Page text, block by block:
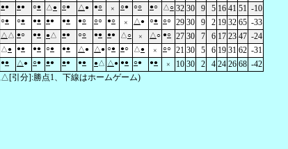
●● ●● ○● △ ● ○● △ ● ●○ × ○● ○○ ●○ △ ○ 32 30 9 5 16 41 51 -10
○● ○● ●● ●● ●● ●○ ○○ ●○ × △ ● ○● ○○ 29 30 9 2 19 32 65 -33
△ △ ●○ ●● ● △ ●● ○○ ●● ●● △ ○ × △ ○ ●○ 27 30 7 6 17 23 47 -24
△ ● ●● ●● ○● ●● △ ● △ ● ○● ●○ △ ● × ○○ 21 30 5 6 19 31 62 -31
●● △ ● ○● ●● ●● ●● ●△ △ ● ●● ○● ●● × 10 30 2 4 24 26 68 -42
引分]:勝点1、下線はホームゲーム)